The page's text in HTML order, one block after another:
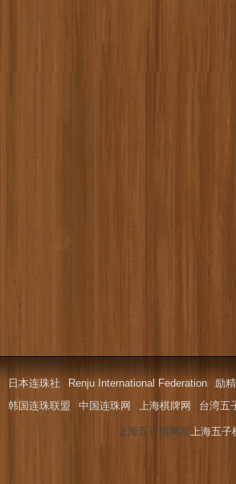
日本连珠社 Renju International Federation 励
韩国连珠联盟
中国连珠网 上海棋牌网 台湾五
上海五子棋网是上海五子